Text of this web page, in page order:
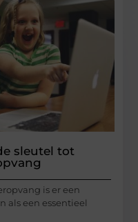
sleutel tot
is er een
als een essentieel